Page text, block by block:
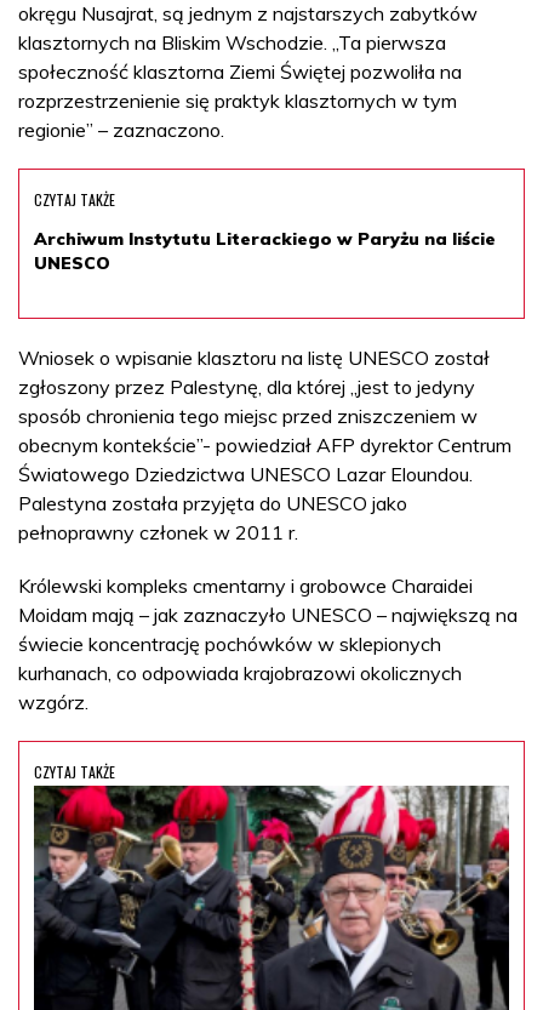
okręgu Nusajrat, są jednym z najstarszych zabytków
klasztornych na Bliskim Wschodzie. „Ta pierwsza
społeczność klasztorna Ziemi Świętej pozwoliła na
rozprzestrzenienie się praktyk klasztornych w tym
regionie” – zaznaczono.
CZYTAJ TAKŻE
Archiwum Instytutu Literackiego w Paryżu na liście
UNESCO
Wniosek o wpisanie klasztoru na listę UNESCO został
zgłoszony przez Palestynę, dla której „jest to jedyny
sposób chronienia tego miejsc przed zniszczeniem w
obecnym kontekście”- powiedział AFP dyrektor Centrum
Światowego Dziedzictwa UNESCO Lazar Eloundou.
Palestyna została przyjęta do UNESCO jako
pełnoprawny członek w 2011 r.
Królewski kompleks cmentarny i grobowce Charaidei
Moidam mają – jak zaznaczyło UNESCO – największą na
świecie koncentrację pochówków w sklepionych
kurhanach, co odpowiada krajobrazowi okolicznych
wzgórz.
CZYTAJ TAKŻE